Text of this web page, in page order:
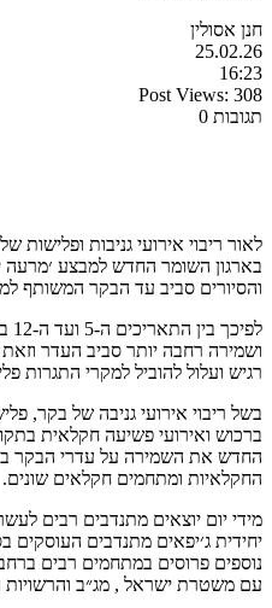
חנן אסולין
25.02.26
16:23
Post Views: 308
תגובות 0
לאור ריבוי אירועי גניבות
בארגון השומר החדש למבצע
והסיורים סביב עד הבקר המשותף
ושמירה רחבה יותר סביב העדר
רגיש ועלול להוביל למקרי התגרות
בשל ריבוי אירועי גניבה של בקר,
ברכוש ואירועי פשיעה חקלאית
החדש את השמירה על עדרי הבקר
החקלאיות ומתחמים חקלאים שונים.
מידי יום יוצאים מתנדבים רבים
יחידית ג׳יפאים מתנדבים העוסקים
נוספים פרוסים במתחמים רבים
עם משטרת ישראל , מג״ב והרשויות